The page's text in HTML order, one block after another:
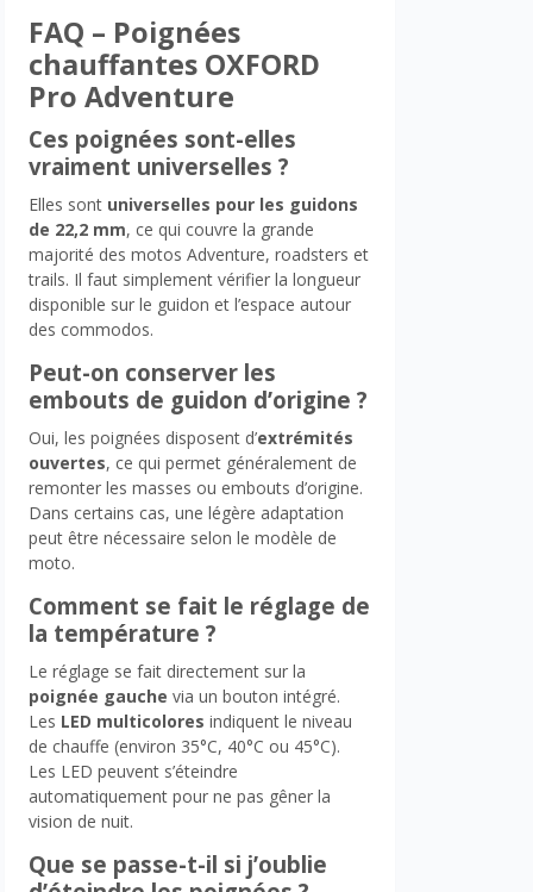
FAQ – Poignées
chauffantes OXFORD
Pro Adventure
Ces poignées sont-elles
vraiment universelles ?
Elles sont universelles pour les guidons
de 22,2 mm, ce qui couvre la grande
majorité des motos Adventure, roadsters et
trails. Il faut simplement vérifier la longueur
disponible sur le guidon et l’espace autour
des commodos.
Peut-on conserver les
embouts de guidon d’origine ?
Oui, les poignées disposent d’extrémités
ouvertes, ce qui permet généralement de
remonter les masses ou embouts d’origine.
Dans certains cas, une légère adaptation
peut être nécessaire selon le modèle de
moto.
Comment se fait le réglage de
la température ?
Le réglage se fait directement sur la
poignée gauche via un bouton intégré.
Les LED multicolores indiquent le niveau
de chauffe (environ 35°C, 40°C ou 45°C).
Les LED peuvent s’éteindre
automatiquement pour ne pas gêner la
vision de nuit.
Que se passe-t-il si j’oublie